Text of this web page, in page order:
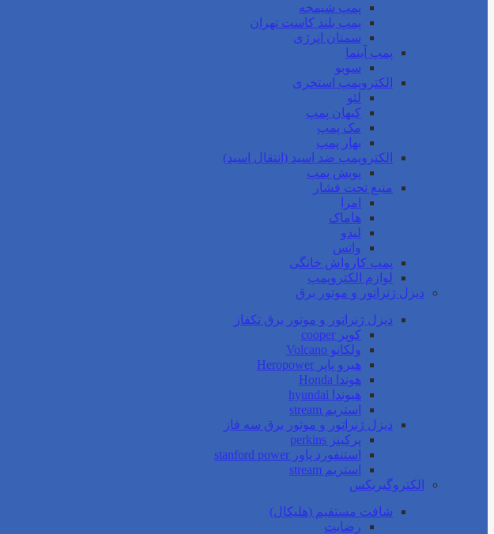
پمپ شیمجه
پمپ بلند کاست تهران
سمنان انرژی
پمپ آبنما
سوبو
الکتروپمپ استخری
لئو
کیهان پمپ
مک پمپ
بهار پمپ
الکتروپمپ ضد اسید (انتقال اسید)
پویش پمپ
منبع تحت فشار
امرا
هاماک
لیدو
واتس
پمپ کارواش خانگی
لوازم الکتروپمپ
دیزل ژنراتور و موتور برق
دیزل ژنراتور و موتور برق تکفاز
کوپر cooper
ولکانو Volcano
هیرو پاپر Heropower
هوندا Honda
هیوندا hyundai
استریم stream
دیزل ژنراتور و موتور برق سه فاز
پرکینز perkins
استنفورد پاور stanford power
استریم stream
الکتروگیربکس
شافت مستقیم (هلیکال)
رضایت